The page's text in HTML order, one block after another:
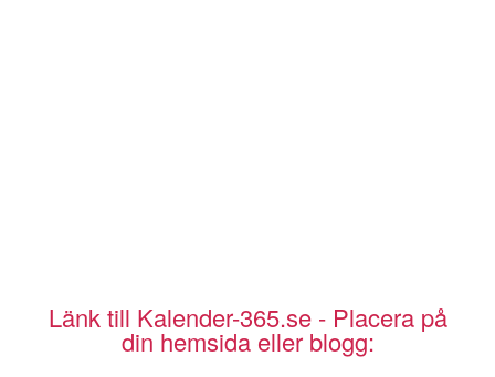
Länk till Kalender-365.se - Placera på
din hemsida eller blogg: